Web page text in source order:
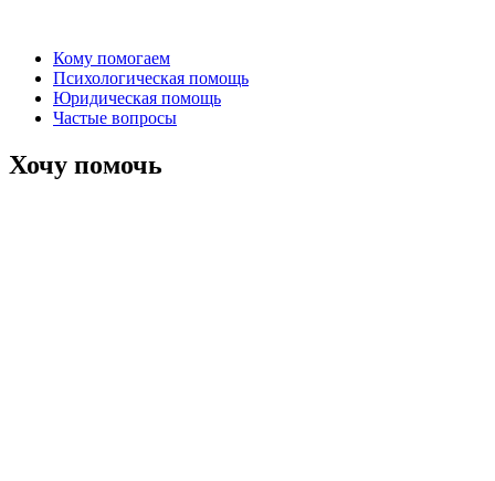
Кому помогаем
Психологическая помощь
Юридическая помощь
Частые вопросы
Хочу помочь